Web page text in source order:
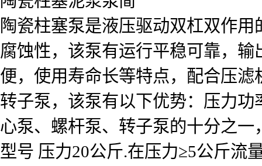
陶瓷柱塞泵是液压驱动双杠双作
腐蚀性，该泵有运行平稳可靠，
便，使用寿命长等特点，配合压
转子泵，该泵有以下优势：压力
心泵、螺杆泵、转子泵的十分之
型号 压力20公斤.在压力≥5公斤流